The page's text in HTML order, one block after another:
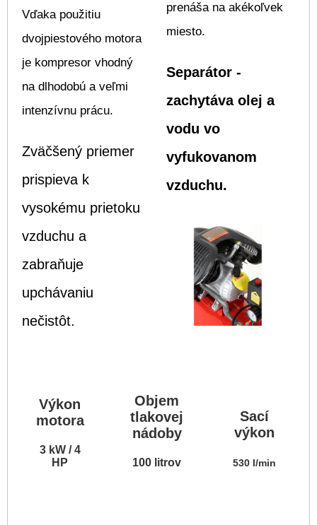
Vďaka použitiu
dvojpiestového motora
je kompresor vhodný
na dlhodobú a veľmi
intenzívnu prácu.
Zväčšený priemer
prispieva k
vysokému prietoku
vzduchu a
zabraňuje
upchávaniu
nečistôt.
prenáša na akékoľvek
miesto.
Separátor -
zachytáva olej a
vodu vo
vyfukovanom
vzduchu.
Výkon
motora
3 kW / 4
HP
Objem
tlakovej
nádoby
100 litrov
Sací
výkon
530 l/min